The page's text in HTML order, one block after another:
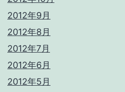
2012年9月
2012年8月
2012年7月
2012年6月
2012年5月